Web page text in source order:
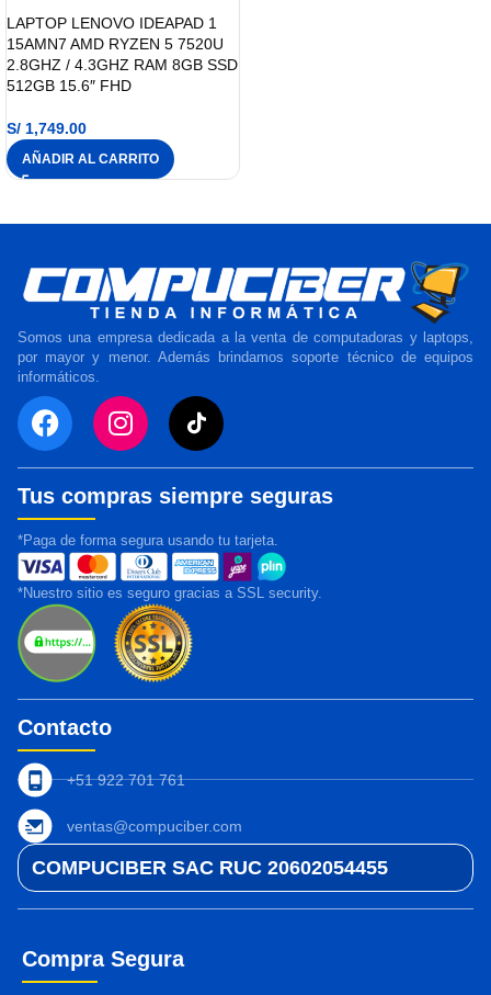
LAPTOP LENOVO IDEAPAD 1
15AMN7 AMD RYZEN 5 7520U
2.8GHZ / 4.3GHZ RAM 8GB SSD
512GB 15.6″ FHD
S/ 1,749.00
AÑADIR AL CARRITO
Somos una empresa dedicada a la venta de computadoras y laptops,
por mayor y menor. Además brindamos soporte técnico de equipos
informáticos.
Tus compras siempre seguras
*Paga de forma segura usando tu tarjeta.
*Nuestro sitio es seguro gracias a SSL security.
Contacto
+51 922 701 761
ventas@compuciber.com
COMPUCIBER SAC RUC 20602054455
Compra Segura